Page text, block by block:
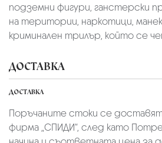
подземни фигури, ганстерски
на територии, наркотици,
криминален трилър, който се
ДОСТАВКА
ДОСТАВКА
Поръчаните стоки се
фирмa „СПИДИ“, след като